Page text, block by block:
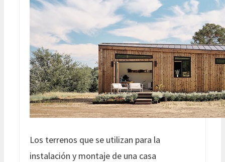
Los terrenos que se utilizan para la
instalación y montaje de una casa